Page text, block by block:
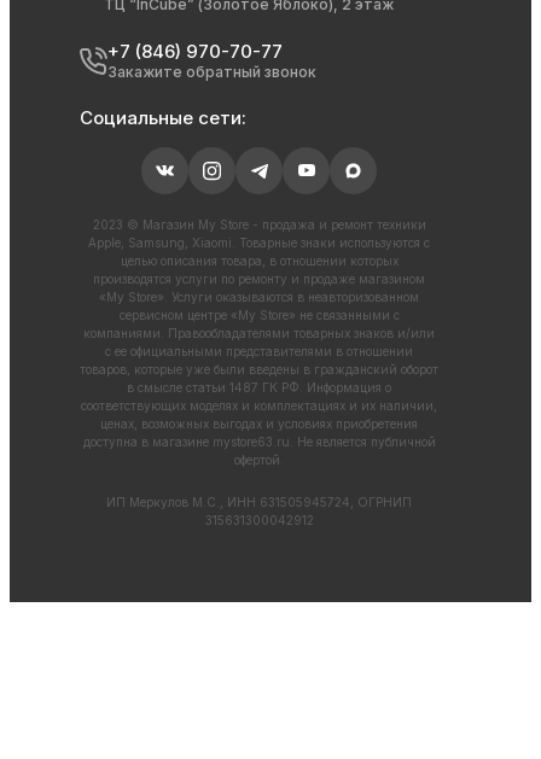
ТЦ “InCube” (Золотое Яблоко), 2 этаж
+7 (846) 970-70-77
Закажите обратный звонок
Социальные сети:
2023 © Магазин My Store - продажа и ремонт техники
Apple, Samsung, Xiaomi. Товарные знаки используются с
целью описания товара, в отношении которых
производятся услуги по ремонту и продаже магазином
«My Store». Услуги оказываются в неавторизованном
сервисном центре «My Store» не связанными с
компаниями. Правообладателями товарных знаков и/или
с ее официальными представителями в отношении
товаров, которые уже были введены в гражданский оборот
в смысле статьи 1487 ГК РФ. Информация о
соответствующих моделях и комплектациях и их наличии,
ценах, возможных выгодах и условиях приобретения
доступна в магазине mystore63.ru . Не является публичной
офертой.
ИП Меркулов М.С., ИНН 631505945724, ОГРНИП
315631300042912